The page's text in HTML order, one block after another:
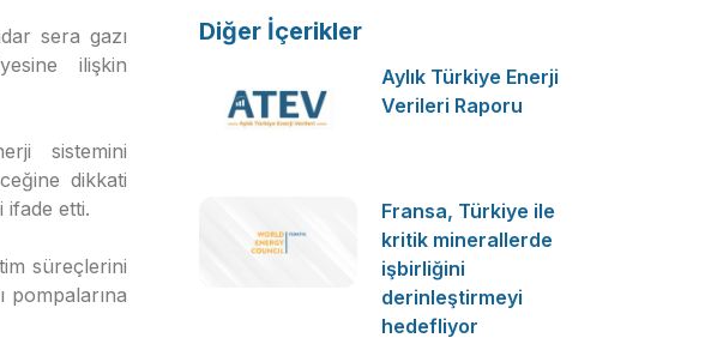
sera gazı
ilişkin
sistemini
dikkati
ifade etti.
süreçlerini
pompalarına
Diğer İçerikler
Aylık Türkiye Enerji
Verileri Raporu
Fransa, Türkiye ile
kritik minerallerde
işbirliğini
derinleştirmeyi
hedefliyor